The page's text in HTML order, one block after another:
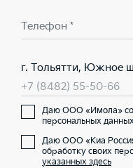
Телефон *
г. Тольятти, Южное
+7 (8482) 55-50-66
Даю ООО «Имола»
персональных
Даю ООО «Киа
обработку своих
указанных здесь